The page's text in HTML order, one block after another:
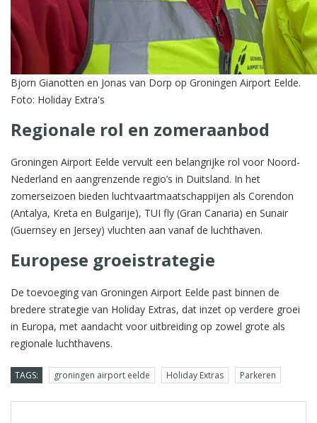
Bjorn Gianotten en Jonas van Dorp op Groningen Airport Eelde.
Foto: Holiday Extra's
Regionale rol en zomeraanbod
Groningen Airport Eelde vervult een belangrijke rol voor Noord-
Nederland en aangrenzende regio’s in Duitsland. In het
zomerseizoen bieden luchtvaartmaatschappijen als Corendon
(Antalya, Kreta en Bulgarije), TUI fly (Gran Canaria) en Sunair
(Guernsey en Jersey) vluchten aan vanaf de luchthaven.
Europese groeistrategie
De toevoeging van Groningen Airport Eelde past binnen de
bredere strategie van Holiday Extras, dat inzet op verdere groei
in Europa, met aandacht voor uitbreiding op zowel grote als
regionale luchthavens.
TAGS: groningen airport eelde Holiday Extras Parkeren